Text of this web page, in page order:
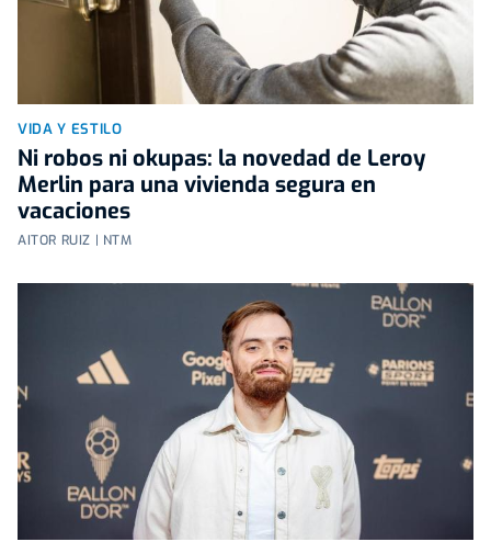
VIDA Y ESTILO
Ni robos ni okupas: la novedad de Leroy
Merlin para una vivienda segura en
vacaciones
AITOR RUIZ | NTM